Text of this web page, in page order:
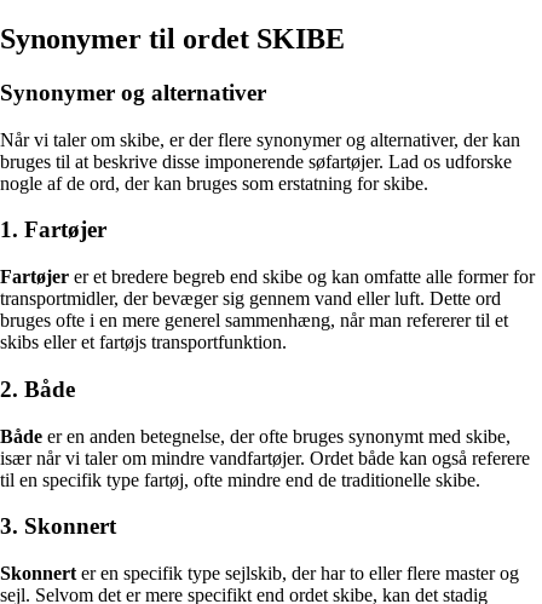
Synonymer til ordet SKIBE
Synonymer og alternativer
Når vi taler om skibe, er der flere synonymer og alternativer, der kan
bruges til at beskrive disse imponerende søfartøjer. Lad os udforske
nogle af de ord, der kan bruges som erstatning for skibe.
1. Fartøjer
Fartøjer er et bredere begreb end skibe og kan omfatte alle former for
transportmidler, der bevæger sig gennem vand eller luft. Dette ord
bruges ofte i en mere generel sammenhæng, når man refererer til et
skibs eller et fartøjs transportfunktion.
2. Både
Både er en anden betegnelse, der ofte bruges synonymt med skibe,
især når vi taler om mindre vandfartøjer. Ordet både kan også referere
til en specifik type fartøj, ofte mindre end de traditionelle skibe.
3. Skonnert
Skonnert er en specifik type sejlskib, der har to eller flere master og
sejl. Selvom det er mere specifikt end ordet skibe, kan det stadig